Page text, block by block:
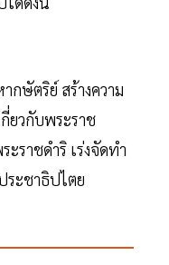
ษัตริย์ สร้างความ
ยวกับพระราช
ราชดำริ เร่งจัดทำ
ะชาธิปไตย